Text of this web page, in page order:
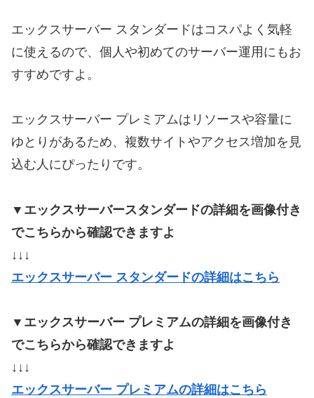
エックスサーバー スタンダードはコスパよく気軽
に使えるので、個人や初めてのサーバー運用にもお
すすめですよ。
エックスサーバー プレミアムはリソースや容量に
ゆとりがあるため、複数サイトやアクセス増加を見
込む人にぴったりです。
▼エックスサーバースタンダードの詳細を画像付き
でこちらから確認できますよ
↓↓↓
エックスサーバー スタンダードの詳細はこちら
▼エックスサーバー プレミアムの詳細を画像付き
でこちらから確認できますよ
↓↓↓
エックスサーバー プレミアムの詳細はこちら